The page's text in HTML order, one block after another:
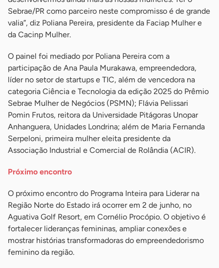
Sebrae/PR como parceiro neste compromisso é de grande
valia”, diz Poliana Pereira, presidente da Faciap Mulher e
da Cacinp Mulher.
O painel foi mediado por Poliana Pereira com a
participação de Ana Paula Murakawa, empreendedora,
líder no setor de startups e TIC, além de vencedora na
categoria Ciência e Tecnologia da edição 2025 do Prêmio
Sebrae Mulher de Negócios (PSMN); Flávia Pelissari
Pomin Frutos, reitora da Universidade Pitágoras Unopar
Anhanguera, Unidades Londrina; além de Maria Fernanda
Serpeloni, primeira mulher eleita presidente da
Associação Industrial e Comercial de Rolândia (ACIR).
Próximo encontro
O próximo encontro do Programa Inteira para Liderar na
Região Norte do Estado irá ocorrer em 2 de junho, no
Aguativa Golf Resort, em Cornélio Procópio. O objetivo é
fortalecer lideranças femininas, ampliar conexões e
mostrar histórias transformadoras do empreendedorismo
feminino da região.